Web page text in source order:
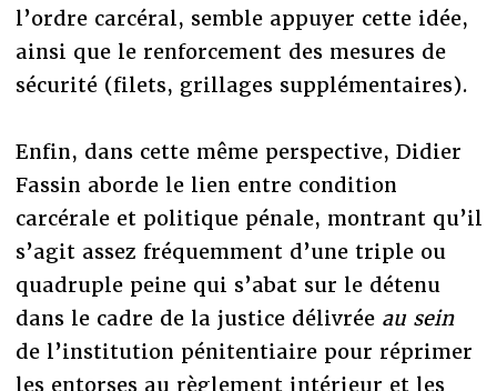
l’ordre carcéral, semble appuyer cette idée,
ainsi que le renforcement des mesures de
sécurité (filets, grillages supplémentaires).
Enfin, dans cette même perspective, Didier
Fassin aborde le lien entre condition
carcérale et politique pénale, montrant qu’il
s’agit assez fréquemment d’une triple ou
quadruple peine qui s’abat sur le détenu
dans le cadre de la justice délivréeau sein
de l’institution pénitentiaire pour réprimer
les entorses au règlement intérieur et les